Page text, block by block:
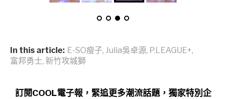
In this article: E-SO瘦子, Julia吳卓源, P.LEAGUE+,
富邦勇士, 新竹攻城獅
訂閱COOL電子報，緊追更多潮流話題，獨家特別企